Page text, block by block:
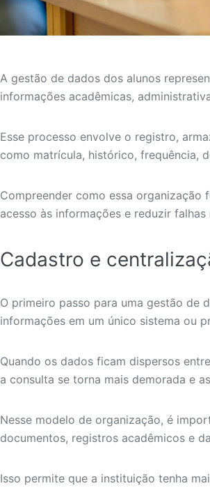
A gestão de dados dos alunos
informações acadêmicas,
Esse processo envolve o registro,
como matrícula, histórico, frequência,
Compreender como essa
acesso às informações e reduzir
Cadastro e
O primeiro passo para uma gestão de
informações em um único sistema ou
Quando os dados ficam dispersos
a consulta se torna mais demorada e
Nesse modelo de organização, é
documentos, registros acadêmicos e
Isso permite que a instituição tenha